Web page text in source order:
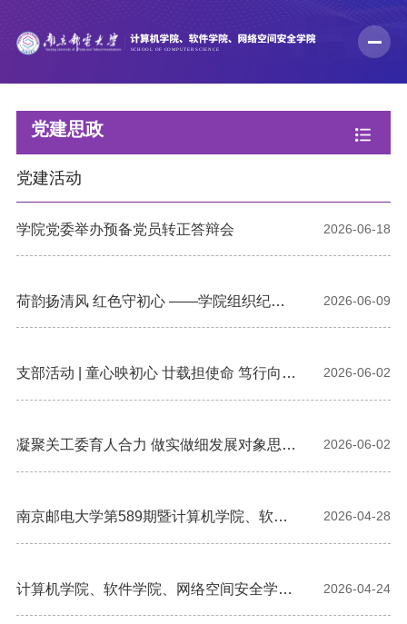
党建思政
党建活动
学院党委举办预备党员转正答辩会 2026-06-18
荷韵扬清风 红色守初心 ——学院组织纪检
委员赴建湖开展廉洁教育现场研学活动
2026-06-09
支部活动 | 童心映初心 廿载担使命 笃行向未
来——学院办公室党支部开展主题党日活动
2026-06-02
凝聚关工委育人合力 做实做细发展对象思想
政治谈话工作
2026-06-02
南京邮电大学第589期暨计算机学院、软件
学院、网络空间安全学院第51期入党积极分
2026-04-28
计算机学院、软件学院、网络空间安全学院
举办入党积极分子专题党课
2026-04-24